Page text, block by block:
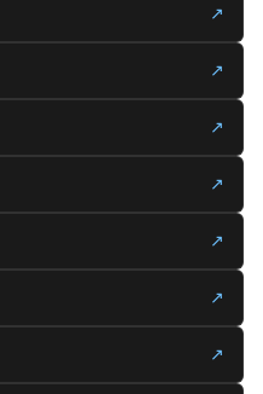
↗
↗
↗
↗
↗
↗
↗